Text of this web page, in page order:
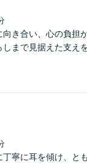
向き合い、心の負
まで見据えた支え
丁寧に耳を傾け、